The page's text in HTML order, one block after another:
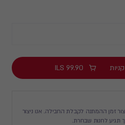
ILS 99.90
זמן ההמתנה לקבלת החבילה. אנו ניצור
תגיע לחנות שבחרת.